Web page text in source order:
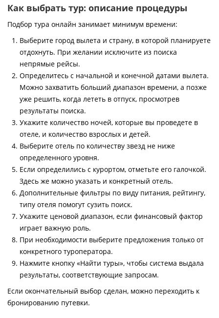
Как выбрать тур: описание процедуры
Подбор тура онлайн занимает минимум времени:
Выберите город вылета и страну, в которой планируете
отдохнуть. При желании исключите из поиска
непрямые рейсы.
Определитесь с начальной и конечной датами вылета.
Можно захватить больший диапазон времени, а позже
уже решить, когда лететь в отпуск, просмотрев
результаты поиска.
Укажите количество ночей, которые вы проведете в
отеле, и количество взрослых и детей.
Выберите отель по количеству звезд не ниже
определенного уровня.
Если определились с курортом, отметьте его галочкой.
Здесь же можно указать и конкретный отель.
Дополнительные фильтры по виду питания, рейтингу,
типу отеля помогут сузить поиск.
Укажите ценовой диапазон, если финансовый фактор
играет важную роль.
При необходимости выберите предложения только от
конкретного туроператора.
Нажмите кнопку «Найти туры», чтобы система выдала
результаты, соответствующие запросам.
Если окончательный выбор сделан, можно переходить к
бронированию путевки.